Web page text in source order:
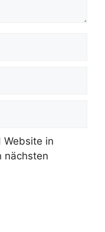
Website in
nächsten